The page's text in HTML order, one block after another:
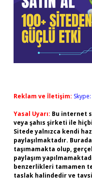
Reklam ve İletişim:
Yasal Uyarı: Bu internet
veya şahıs şirketi ile
Sitede yalnızca kendi
paylaşılmaktadır.
taşımamakta olup,
paylaşım
benzerlikleri tamamen
taslak halindedir ve